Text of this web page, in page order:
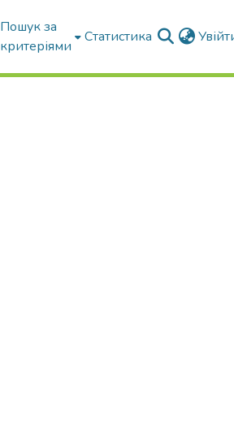
Пошук за
критеріями
Статистика